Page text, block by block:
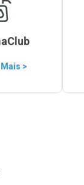
>